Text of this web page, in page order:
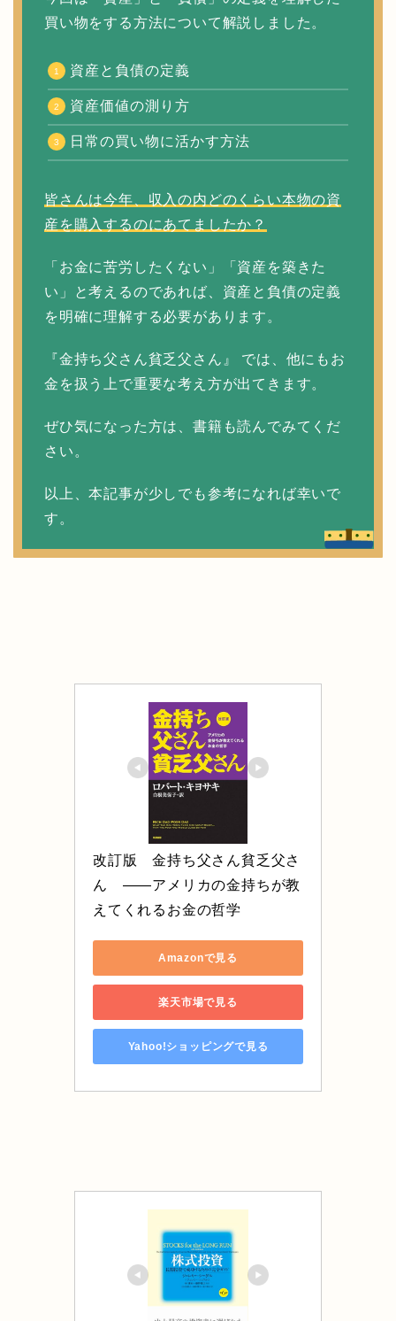
買い物をする方法について解説しました。
資産と負債の定義
資産価値の測り方
日常の買い物に活かす方法
皆さんは今年、収入の内どのくらい本物の資
産を購入するのにあてましたか？
「お金に苦労したくない」「資産を築きた
い」と考えるのであれば、資産と負債の定義
を明確に理解する必要があります。
『金持ち父さん貧乏父さん』 では、他にもお
金を扱う上で重要な考え方が出てきます。
ぜひ気になった方は、書籍も読んでみてくだ
さい。
以上、本記事が少しでも参考になれば幸いで
す。
改訂版　金持ち父さん貧乏父さ
ん　――アメリカの金持ちが教
えてくれるお金の哲学
Amazonで見る
楽天市場で見る
Yahoo!ショッピングで見る